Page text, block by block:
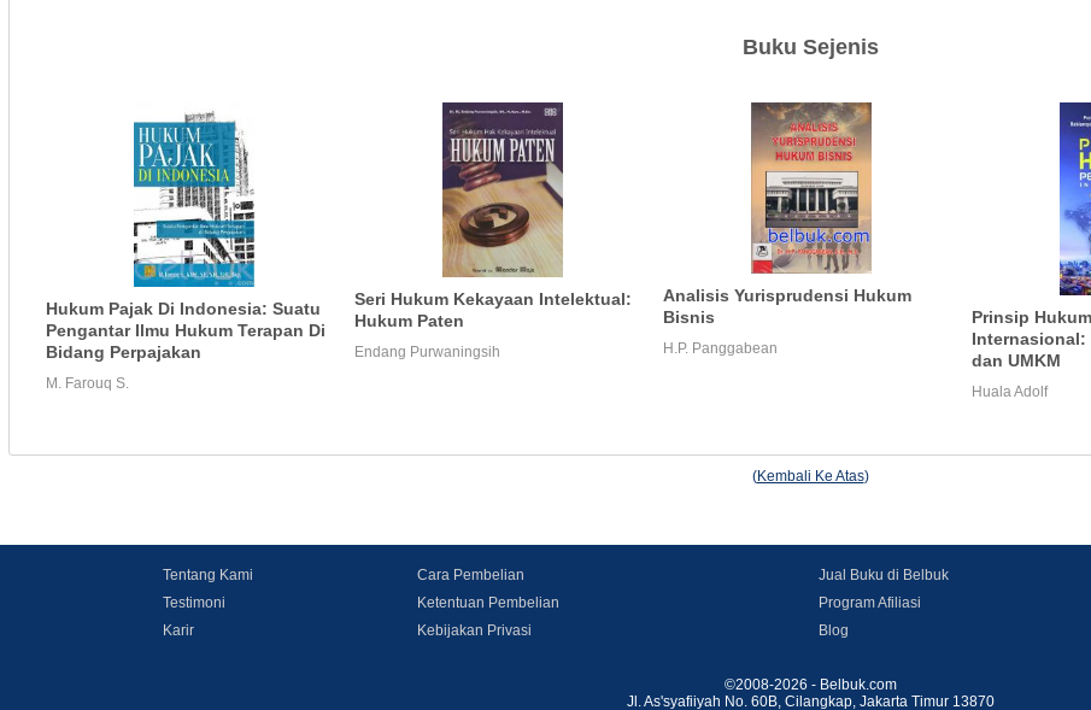
Buku Sejenis
Hukum Pajak Di Indonesia: Suatu
Pengantar Ilmu Hukum Terapan Di
Bidang Perpajakan
M. Farouq S.
Seri Hukum Kekayaan Intelektual:
Hukum Paten
Endang Purwaningsih
Analisis Yurisprudensi Hukum
Bisnis
H.P. Panggabean
Prinsip
Internasional:
dan UMKM
Huala Adolf
(Kembali Ke Atas)
Tentang Kami
Testimoni
Karir
Cara Pembelian
Ketentuan Pembelian
Kebijakan Privasi
Jual Buku di Belbuk
Program Afiliasi
Blog
©2008-2026 - Belbuk.com
Jl. As'syafiiyah No. 60B, Cilangkap, Jakarta Timur 13870